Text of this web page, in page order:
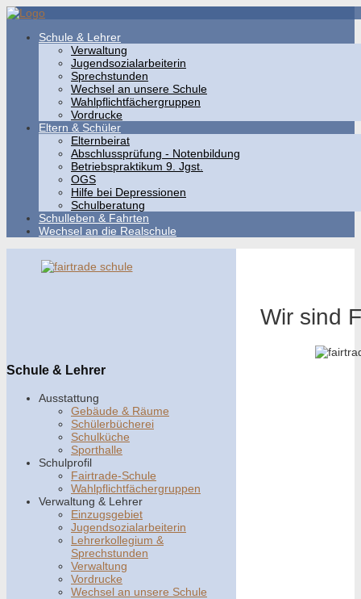
Schule & Lehrer
Verwaltung
Jugendsozialarbeiterin
Sprechstunden
Wechsel an unsere Schule
Wahlpflichtfächergruppen
Vordrucke
Eltern & Schüler
Elternbeirat
Abschlussprüfung - Notenbildung
Betriebspraktikum 9. Jgst.
OGS
Hilfe bei Depressionen
Schulberatung
Schulleben & Fahrten
Wechsel an die Realschule
Schule & Lehrer
Ausstattung
Gebäude & Räume
Schülerbücherei
Schulküche
Sporthalle
Schulprofil
Fairtrade-Schule
Wahlpflichtfächergruppen
Verwaltung & Lehrer
Einzugsgebiet
Jugendsozialarbeiterin
Lehrerkollegium &
Sprechstunden
Verwaltung
Vordrucke
Wechsel an unsere Schule
Wir sind